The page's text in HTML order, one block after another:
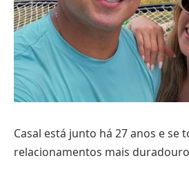
Casal está junto há 27 anos e se
relacionamentos mais